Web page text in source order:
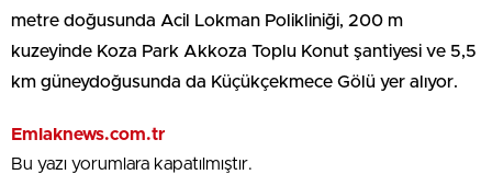
metre doğusunda Acil Lokman Polikliniği, 200 m
kuzeyinde Koza Park Akkoza Toplu Konut şantiyesi ve 5,5
km güneydoğusunda da Küçükçekmece Gölü yer alıyor.
Emlaknews.com.tr
Bu yazı yorumlara kapatılmıştır.